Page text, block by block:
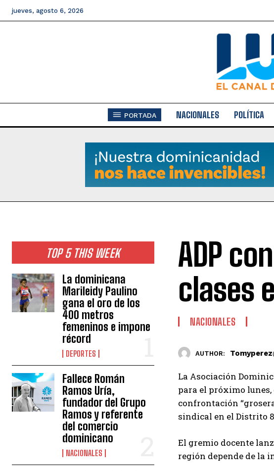
jueves, agosto 6, 2026
PORTADA NACIONALES POLÍTICA
TOP 5 THIS WEEK
La dominicana
Marileidy Paulino
gana el oro de los
400 metros
femeninos e impone
récord
DEPORTES
Fallece Román
Ramos Uría,
fundador del Grupo
Ramos y referente
del comercio
dominicano
NACIONALES
ADP
clases
NACIONALES
AUTHOR:
La Asociación
para el próximo
confrontación
sindical en el Distrito
El gremio docente
región depende de la